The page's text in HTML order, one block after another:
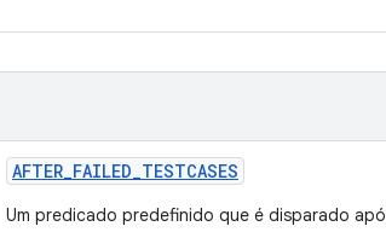
AFTER_FAILED_TESTCASES
Um predicado predefinido que é disparado